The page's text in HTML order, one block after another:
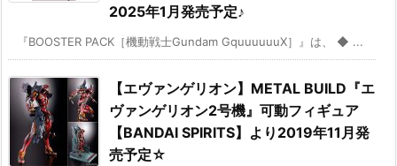
2025年1月発売予定♪
『BOOSTER PACK［機動戦士Gundam GquuuuuuX］』は、 ◆ ...
【エヴァンゲリオン】METAL BUILD『エ
ヴァンゲリオン2号機』可動フィギュア
【BANDAI SPIRITS】より2019年11月発
売予定☆